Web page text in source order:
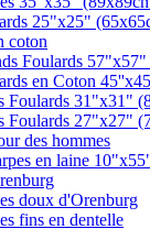
25"x25"
coton
Foulards
en Coton
Foulards 31"x31"
Foulards 27"x27"
des hommes
en laine
doux d'Orenburg
fins en dentelle